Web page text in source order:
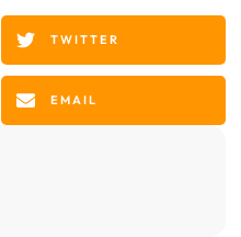
TWITTER
EMAIL